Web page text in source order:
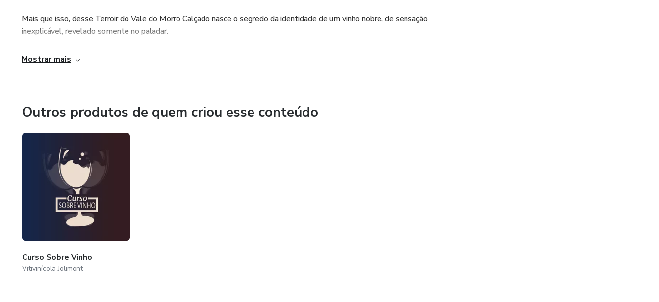
Mais que isso, desse Terroir do Vale do Morro Calçado nasce o segredo da identidade de um vinho nobre, de sensação
inexplicável, revelado somente no paladar.
Mostrar mais
Outros produtos de quem criou esse conteúdo
Curso Sobre Vinho
Vitivinícola Jolimont